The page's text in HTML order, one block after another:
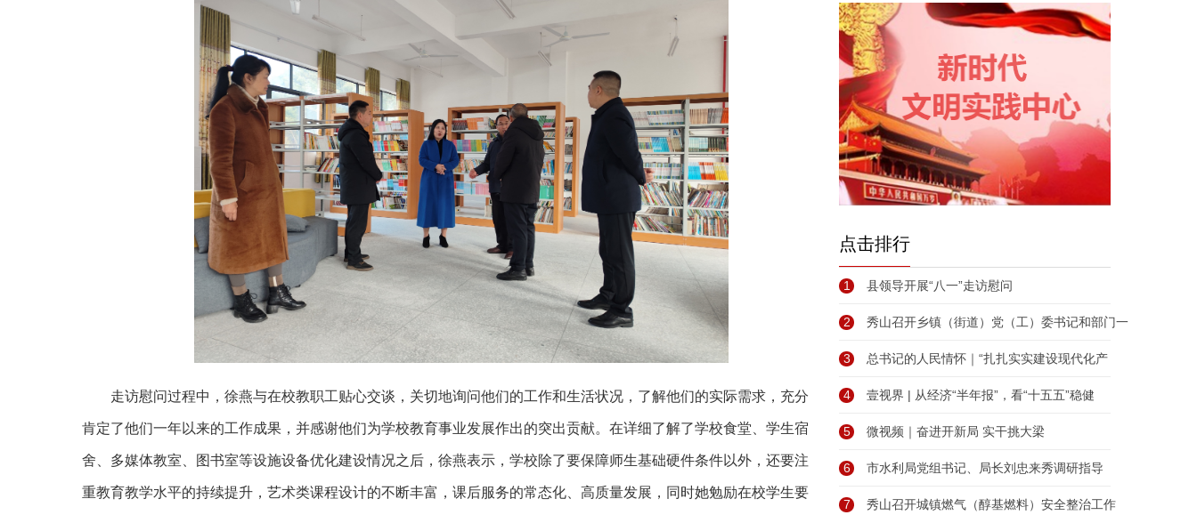
走访慰问过程中，徐燕与在校教职工贴心交谈，关切地询问他们的工作和生活状况，了解他们的实际需求，充分
肯定了他们一年以来的工作成果，并感谢他们为学校教育事业发展作出的突出贡献。在详细了解了学校食堂、学生宿
舍、多媒体教室、图书室等设施设备优化建设情况之后，徐燕表示，学校除了要保障师生基础硬件条件以外，还要注
重教育教学水平的持续提升，艺术类课程设计的不断丰富，课后服务的常态化、高质量发展，同时她勉励在校学生要
点击排行
1 县领导开展“八一”走访慰问
2 秀山召开乡镇（街道）党（工）委书记和部门一
3 总书记的人民情怀｜“扎扎实实建设现代化产
4 壹视界 | 从经济“半年报”，看“十五五”稳健
5 微视频｜奋进开新局 实干挑大梁
6 市水利局党组书记、局长刘忠来秀调研指导
7 秀山召开城镇燃气（醇基燃料）安全整治工作